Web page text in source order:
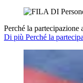
Perché la partecipazione
Di più Perché la